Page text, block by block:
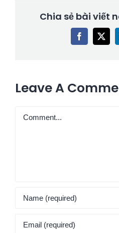
Chia sẻ bài viết
Facebook
X
Leave A
Comment